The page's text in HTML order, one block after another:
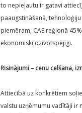
to nepieļautu ir gatavi
paaugstināšanā,
piemēram, CAE reģionā
ekonomiski dzīvotspējīgi.
Risinājumi – cenu celšana,
Attiecībā uz konkrētiem
valstu uzņēmumu vadītāji ir